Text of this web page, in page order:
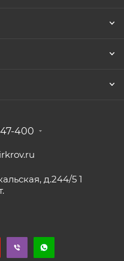
400
д.244/5 1